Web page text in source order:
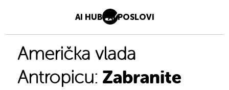
AI HUB AI POSLOVI
Američka vlada
Antropicu: Zabranite